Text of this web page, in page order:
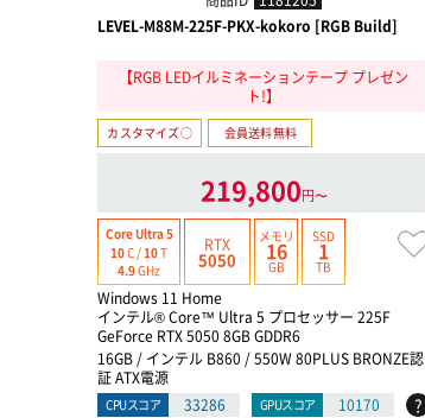
LEVEL-M88M-225F-PKX-kokoro [RGB Build]
【RGB LEDイルミネーションテープ プレゼン
ト!】
カスタマイズ○ 会員送料無料
219,800円〜
Core Ultra 5
10C / 10T
4.9GHz
RTX
5050
メモリ
16
GB
SSD
1
TB
Windows 11 Home
インテル® Core™ Ultra 5 プロセッサー 225F
GeForce RTX 5050 8GB GDDR6
16GB / インテル B860 / 550W 80PLUS BRONZE認
証 ATX電源
CPUスコア 33286 GPUスコア 10170 ?